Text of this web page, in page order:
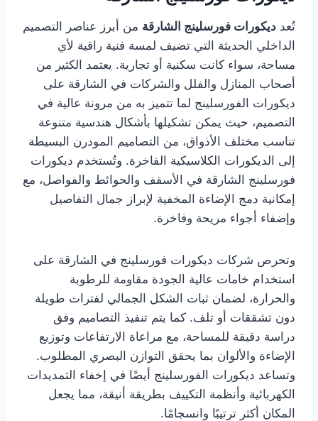
تُعد ديكورات فورسلينج الشارقة من أبرز عناصر التصميم
الداخلي الحديثة التي تضيف لمسة فنية راقية لأي
مساحة، سواء كانت سكنية أو تجارية. يعتمد الكثير من
أصحاب المنازل والفلل والشركات في الشارقة على
ديكورات الفورسلينج لما تتميز به من مرونة عالية في
التصميم، حيث يمكن تشكيلها بأشكال هندسية متنوعة
تناسب مختلف الأذواق، من التصاميم المودرن البسيطة
إلى الديكورات الكلاسيكية الفاخرة. وتُستخدم ديكورات
فورسلينج الشارقة في الأسقف والحوائط والفواصل، مع
إمكانية دمج الإضاءة المخفية لإبراز جمال التفاصيل
وإضفاء أجواء مريحة وفاخرة.
وتحرص شركات ديكورات فورسلينج في الشارقة على
استخدام خامات عالية الجودة مقاومة للرطوبة
والحرارة، لضمان ثبات الشكل الجمالي لفترات طويلة
دون تشققات أو تلف. كما يتم تنفيذ التصاميم وفق
دراسة دقيقة للمساحة، مع مراعاة الارتفاعات وتوزيع
الإضاءة والألوان بما يحقق التوازن البصري المطلوب.
وتساعد ديكورات الفورسلينج أيضًا في إخفاء التمديدات
الكهربائية وأنظمة التكييف بطريقة أنيقة، مما يجعل
المكان أكثر ترتيبًا وانسجامًا.